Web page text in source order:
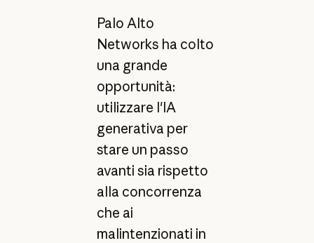
Palo Alto
Networks ha colto
una grande
opportunità:
utilizzare l'IA
generativa per
stare un passo
avanti sia rispetto
alla concorrenza
che ai
malintenzionati in